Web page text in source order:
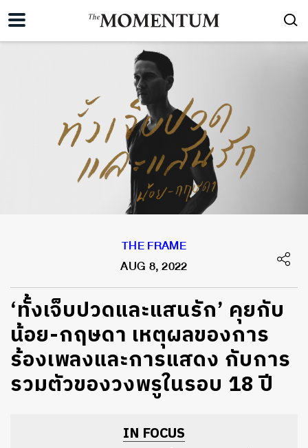
THE FRAME
AUG 8, 2022
‘ทั้งเจ็บปวดและแสนรัก’ คุยกับ
น้อย-กฤษดา เหตุผลของการ
ร้องเพลงและการแสดง กับการ
รวมตัวของวงพรูในรอบ 18 ปี
IN FOCUS